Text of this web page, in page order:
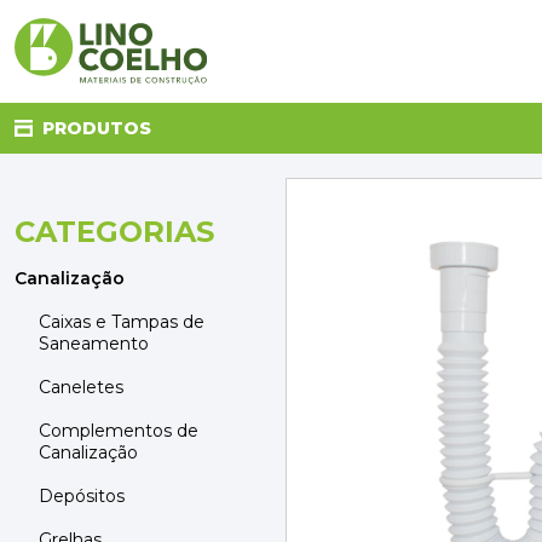
PRODUTOS
CANALIZAÇÃO
CLIMATIZAÇÃO
COZINHA
DECORAÇÃO E TÊXTIL
FERRAMENTAS
ILUMINAÇÃO
JARDIM
CATEGORIAS
Canalização
Caixas e Tampas de
Saneamento
Caneletes
Complementos de
Canalização
Depósitos